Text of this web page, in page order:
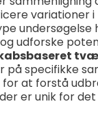
variationer
udforske
på specifikke
at forstå
er unik for